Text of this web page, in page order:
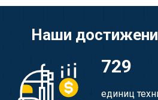
Наши
729
единиц